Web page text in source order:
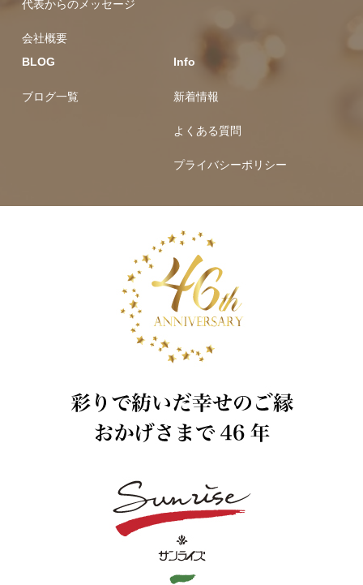
代表からのメッセージ
会社概要
BLOG
ブログ一覧
Info
新着情報
よくある質問
プライバシーポリシー